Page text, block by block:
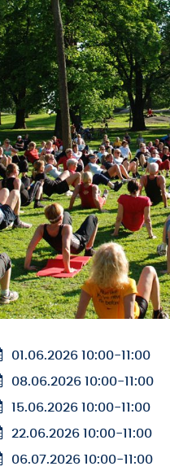
01.06.2026 10:00-11:00
08.06.2026 10:00-11:00
15.06.2026 10:00-11:00
22.06.2026 10:00-11:00
06.07.2026 10:00-11:00